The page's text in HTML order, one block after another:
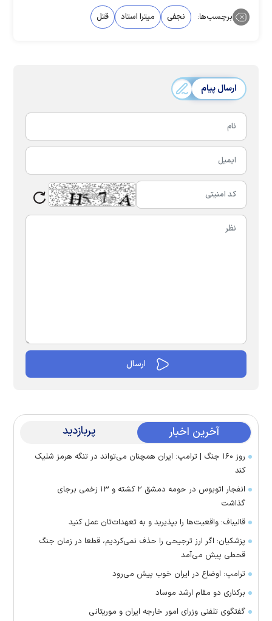
برچسب‌ها: نجفی میترا استاد قتل
ارسال پیام
آخرین اخبار پربازدید
روز ۱۶۰ جنگ | ترامپ: ایران همچنان می‌تواند در تنگه هرمز شلیک
کند
انفجار اتوبوس در حومه دمشق ۲ کشته و ۱۳ زخمی برجای
گذاشت
قالیباف: واقعیت‌ها را بپذیرید و به تعهدات‌تان عمل کنید
پزشکیان: اگر ارز ترجیحی را حذف نمی‌کردیم، قطعا در زمان جنگ
قحطی پیش می‌آمد
ترامپ: اوضاع در ایران خوب پیش می‌رود
برکناری دو مقام ارشد موساد
گفتگوی تلفنی وزرای امور خارجه ایران و موریتانی